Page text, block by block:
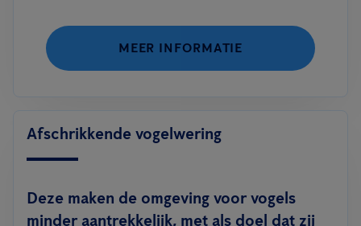
MEER INFORMATIE
Afschrikkende vogelwering
Deze maken de omgeving voor vogels
minder aantrekkelijk, met als doel dat zij